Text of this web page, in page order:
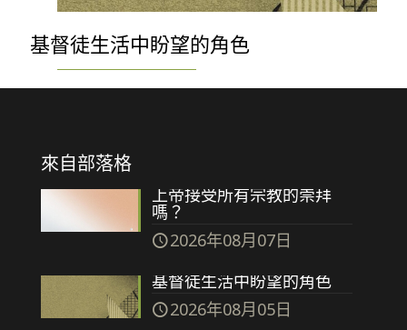
基督徒生活中盼望的角色
來自部落格
上帝接受所有宗教的崇拜
嗎？
2026年08月07日
基督徒生活中盼望的角色
2026年08月05日